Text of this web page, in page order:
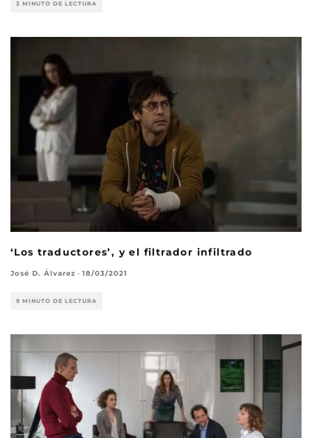
3 MINUTO DE LECTURA
‘Los traductores’, y el filtrador infiltrado
José D. Álvarez · 18/03/2021
9 MINUTO DE LECTURA